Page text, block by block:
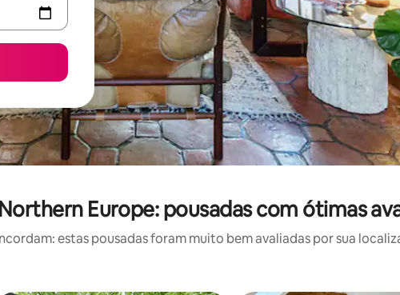
Northern Europe: pousadas com ótimas
estas pousadas foram muito bem avaliadas por sua